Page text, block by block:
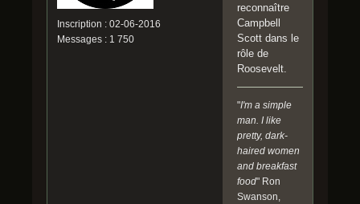
Inscription : 02-06-2016
Messages : 1 750
reconnaître
Campbell
Scott dans le
rôle de
Roosevelt.
"I'm a simple
man. I like
pretty, dark-
haired women
and breakfast
food" Ron
Swanson,